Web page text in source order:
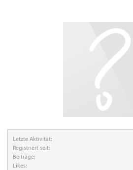
Letzte Aktivität:
Registriert seit:
Beiträge:
Likes: